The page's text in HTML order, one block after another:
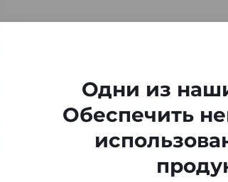
Одни из
Обеспечить